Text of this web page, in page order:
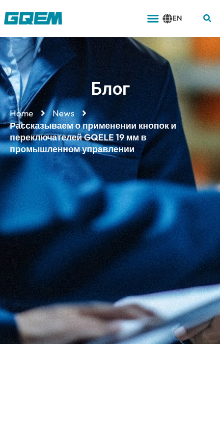
Меню
EN
Блог
Home
News
Рассказываем о применении кнопок и
переключателей GQELE 19 мм в
промышленном управлении